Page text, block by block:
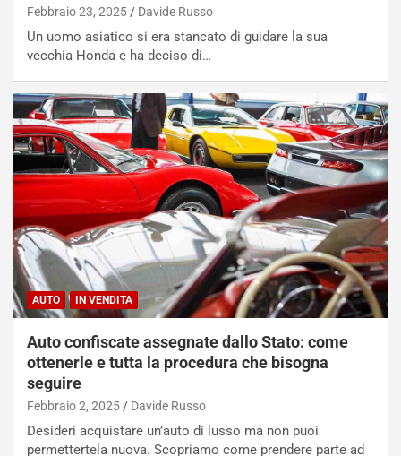
Febbraio 23, 2025 Davide Russo
Un uomo asiatico si era stancato di guidare la sua
vecchia Honda e ha deciso di…
AUTO IN VENDITA
Auto confiscate assegnate dallo Stato: come
ottenerle e tutta la procedura che bisogna
seguire
Febbraio 2, 2025 Davide Russo
Desideri acquistare un’auto di lusso ma non puoi
permettertela nuova. Scopriamo come prendere parte ad